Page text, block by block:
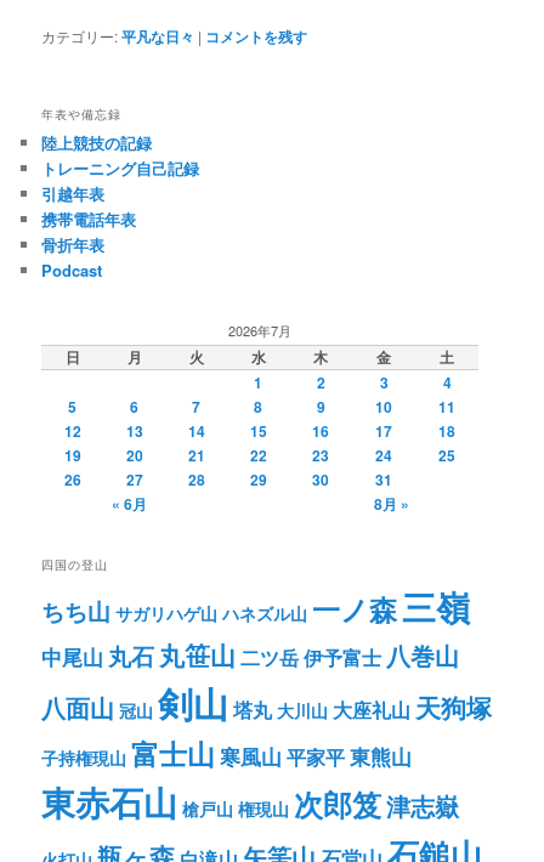
カテゴリー:平凡な日々 | コメントを残す
年表や備忘録
陸上競技の記録
トレーニング自己記録
引越年表
携帯電話年表
骨折年表
Podcast
2026年7月
日 月 火 水 木 金
土
1
2 3
4
5
6 7 8 9 10
11
12
13 14 15 16 17
18
19
20 21 22 23 24
25
26
27 28 29 30
31
« 6月
8月 »
四国の登山
ちち山 サガリハゲ山 ハネズル山 一ノ森三嶺
中尾山 丸石丸笹山 二ツ岳伊予富士 八巻山
八面山 冠山 剣山 塔丸 大川山 大座礼山 天狗塚
子持権現山 富士山 寒風山 平家平東熊山
東赤石山 槍戸山 権現山 次郎笈津志嶽